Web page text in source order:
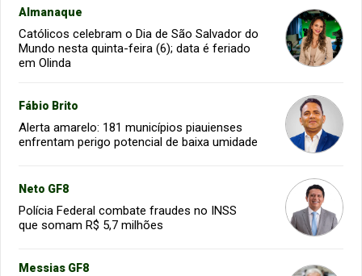
Almanaque
Católicos celebram o Dia de São Salvador do
Mundo nesta quinta-feira (6); data é feriado
em Olinda
Fábio Brito
Alerta amarelo: 181 municípios piauienses
enfrentam perigo potencial de baixa umidade
Neto GF8
Polícia Federal combate fraudes no INSS
que somam R$ 5,7 milhões
Messias GF8